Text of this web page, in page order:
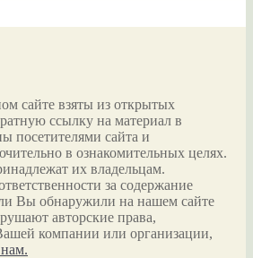
сайте взяты из открытых
ссылку на материал в
посетителями сайта и
в ознакомительных целях.
их владельцам.
за содержание
Вы обнаружили на нашем сайте
авторские права,
компании или организации,